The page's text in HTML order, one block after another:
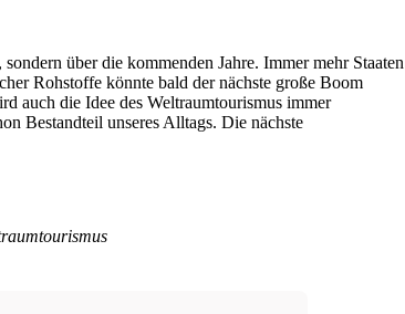
über die kommenden Jahre. Immer mehr Staaten
Rohstoffe könnte bald der nächste große Boom
auch die Idee des Weltraumtourismus immer
Bestandteil unseres Alltags. Die nächste